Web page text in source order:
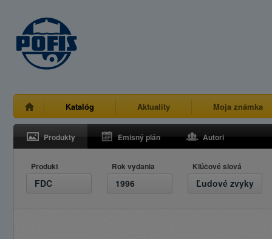
Katalóg Aktuality Moja známka
Produkty Emisný plán Autori
Produkt
FDC
Rok vydania
1996
Kľúčové slová
Ľudové zvyky